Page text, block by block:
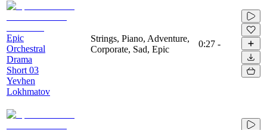
Epic
Orchestral
Drama
Short 03
Yevhen
Lokhmatov
Strings, Piano, Adventure,
Corporate, Sad, Epic
0:27 -